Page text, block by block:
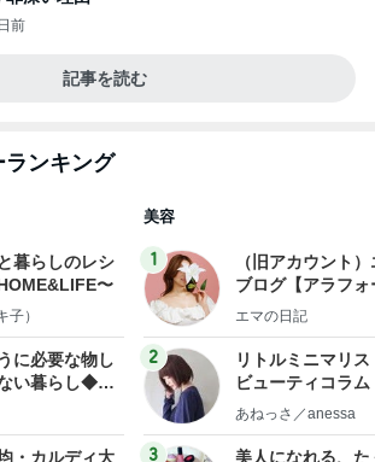
前
記事を読む
ランキング
暮らしのレシ
〜
子）
に必要な物し
い暮らし◆Ke
〜イ
・カルディ大
美容
1
（旧アカウント
ブログ【アラフォ
社売却セカンドラ
エマの日記
2
リトルミニマリス
ビューティコラ
little
あねっさ／anessa
3
美人になれる、た